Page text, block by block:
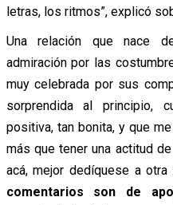
letras, los ritmos”, explicó
Una relación que nace
admiración por las
muy celebrada por sus
sorprendida al principio,
positiva, tan bonita, y que
más que tener una actitud
acá, mejor dedíquese a otra
comentarios son de